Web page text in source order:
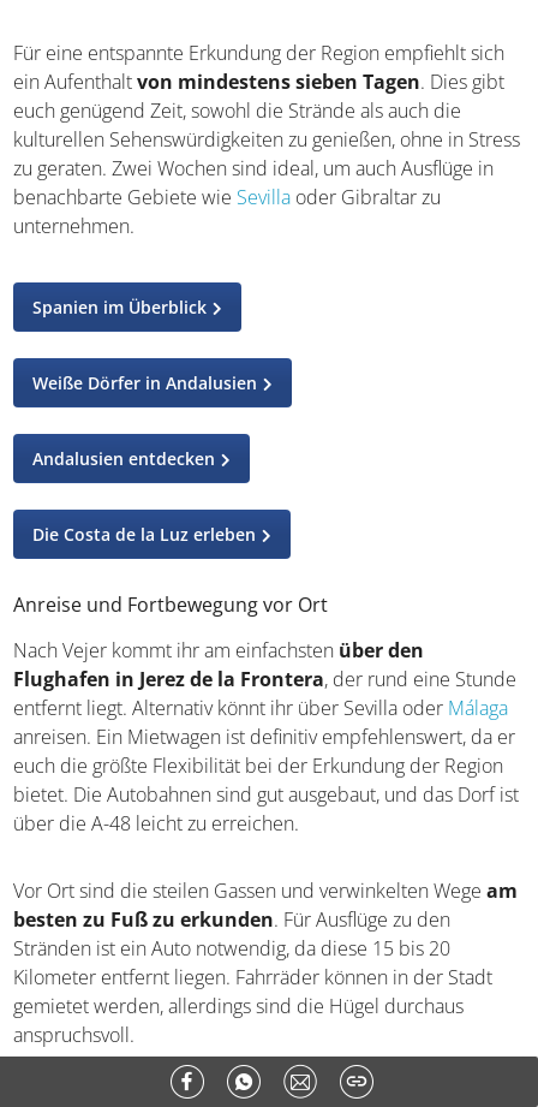
Für eine entspannte Erkundung der Region empfiehlt sich
ein Aufenthaltvon mindestens sieben Tagen. Dies gibt
euch genügend Zeit, sowohl die Strände als auch die
kulturellen Sehenswürdigkeiten zu genießen, ohne in Stress
zu geraten. Zwei Wochen sind ideal, um auch Ausflüge in
benachbarte Gebiete wie Sevilla oder Gibraltar zu
unternehmen.
Spanien im Überblick
Weiße Dörfer in Andalusien
Andalusien entdecken
Die Costa de la Luz erleben
Anreise und Fortbewegung vor Ort
Nach Vejer kommt ihr am einfachsten über den
Flughafen in Jerez de la Frontera, der rund eine Stunde
entfernt liegt. Alternativ könnt ihr über Sevilla oder Málaga
anreisen. Ein Mietwagen ist definitiv empfehlenswert, da er
euch die größte Flexibilität bei der Erkundung der Region
bietet. Die Autobahnen sind gut ausgebaut, und das Dorf ist
über die A-48 leicht zu erreichen.
Vor Ort sind die steilen Gassen und verwinkelten Wegeam
besten zu Fuß zu erkunden. Für Ausflüge zu den
Stränden ist ein Auto notwendig, da diese 15 bis 20
Kilometer entfernt liegen. Fahrräder können in der Stadt
gemietet werden, allerdings sind die Hügel durchaus
anspruchsvoll.